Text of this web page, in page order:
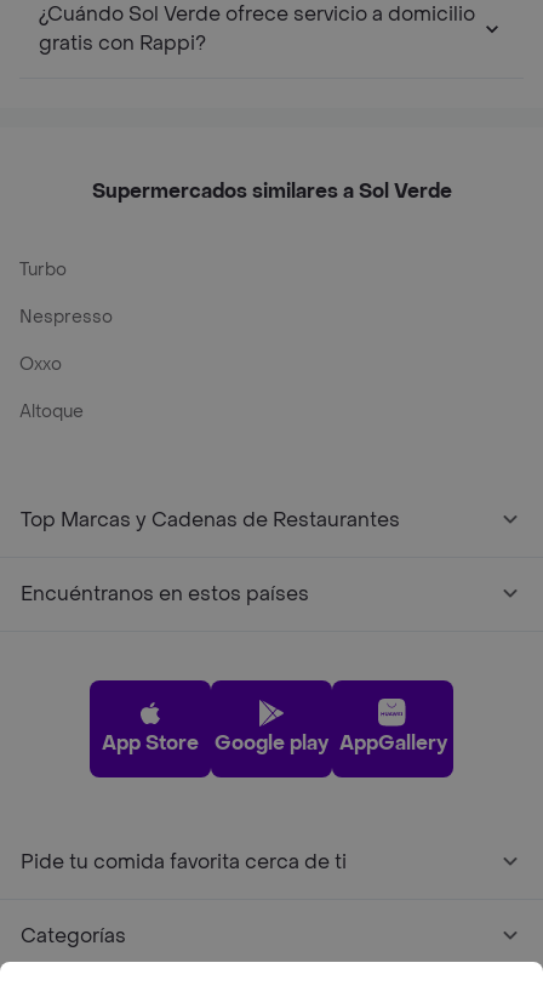
¿Cuándo Sol Verde ofrece servicio a domicilio
gratis con Rappi?
Supermercados similares a Sol Verde
Turbo
Nespresso
Oxxo
Altoque
Top Marcas y Cadenas de Restaurantes
Encuéntranos en estos países
App Store Google play AppGallery
Pide tu comida favorita cerca de ti
Categorías